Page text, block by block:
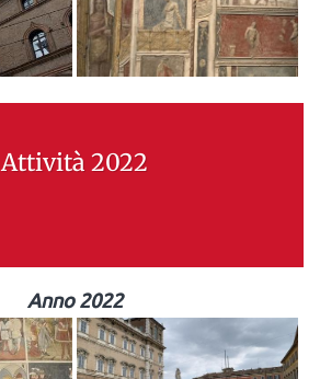
Attività 2022
Anno 2022